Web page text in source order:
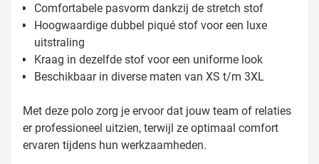
Comfortabele pasvorm dankzij de stretch stof
Hoogwaardige dubbel piqué stof voor een luxe
uitstraling
Kraag in dezelfde stof voor een uniforme look
Beschikbaar in diverse maten van XS t/m 3XL
Met deze polo zorg je ervoor dat jouw team of relaties
er professioneel uitzien, terwijl ze optimaal comfort
ervaren tijdens hun werkzaamheden.